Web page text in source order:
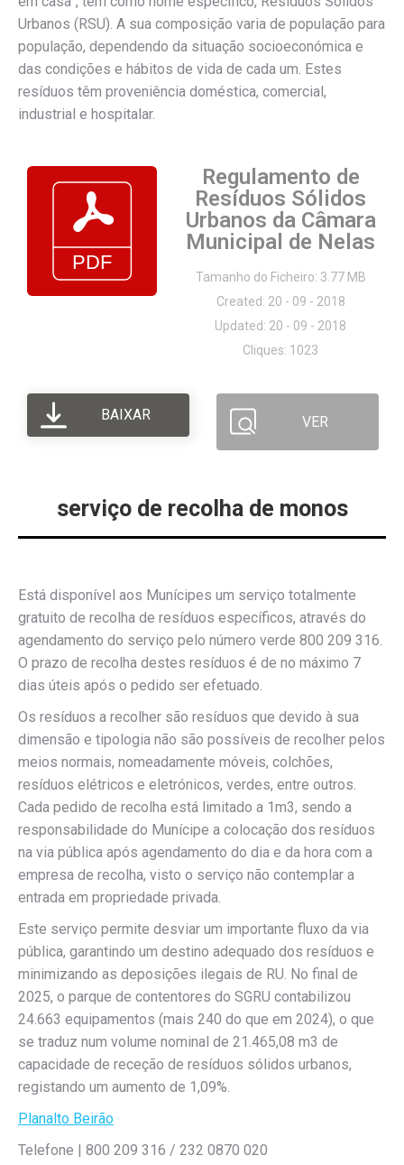
Urbanos (RSU). A sua composição varia de população para
população, dependendo da situação socioeconómica e
das condições e hábitos de vida de cada um. Estes
resíduos têm proveniência doméstica, comercial,
industrial e hospitalar.
Regulamento de
Resíduos Sólidos
Urbanos da Câmara
Municipal de Nelas
Tamanho do Ficheiro: 3.77 MB
Created: 20 - 09 - 2018
Updated: 20 - 09 - 2018
Cliques: 1023
BAIXAR VER
serviço de recolha de monos
Está disponível aos Munícipes um serviço totalmente
gratuito de recolha de resíduos específicos, através do
agendamento do serviço pelo número verde 800 209 316.
O prazo de recolha destes resíduos é de no máximo 7
dias úteis após o pedido ser efetuado.
Os resíduos a recolher são resíduos que devido à sua
dimensão e tipologia não são possíveis de recolher pelos
meios normais, nomeadamente móveis, colchões,
resíduos elétricos e eletrónicos, verdes, entre outros.
Cada pedido de recolha está limitado a 1m3, sendo a
responsabilidade do Munícipe a colocação dos resíduos
na via pública após agendamento do dia e da hora com a
empresa de recolha, visto o serviço não contemplar a
entrada em propriedade privada.
Este serviço permite desviar um importante fluxo da via
pública, garantindo um destino adequado dos resíduos e
minimizando as deposições ilegais de RU. No final de
2025, o parque de contentores do SGRU contabilizou
24.663 equipamentos (mais 240 do que em 2024), o que
se traduz num volume nominal de 21.465,08 m3 de
capacidade de receção de resíduos sólidos urbanos,
registando um aumento de 1,09%.
Planalto Beirão
Telefone | 800 209 316 / 232 0870 020